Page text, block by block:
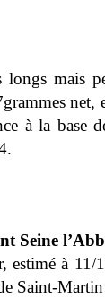
mais
net,
à la base
Seine
estimé à
Saint-